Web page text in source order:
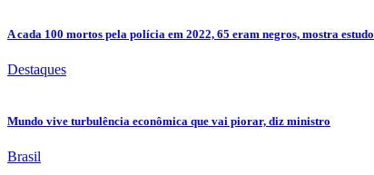
A cada 100 mortos pela polícia em 2022, 65 eram negros, mostra estudo
Destaques
Mundo vive turbulência econômica que vai piorar, diz ministro
Brasil